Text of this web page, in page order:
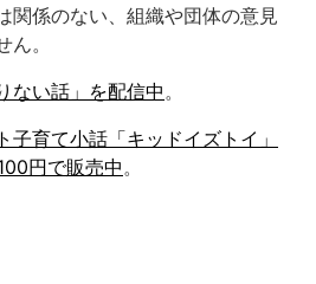
関係のない、組織や団体の意見
。
ない話」を配信中。
育て小話「キッドイズトイ」
円で販売中。